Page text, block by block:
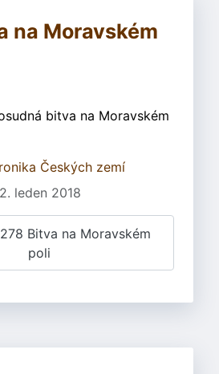
na Moravském
bitva na Moravském
Českých zemí
leden 2018
Bitva na Moravském
poli